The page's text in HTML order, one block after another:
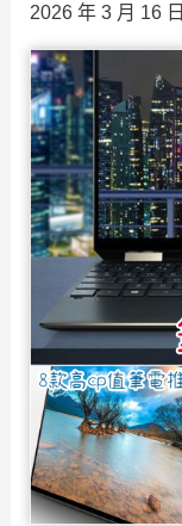
2026 年 3 月 16 日